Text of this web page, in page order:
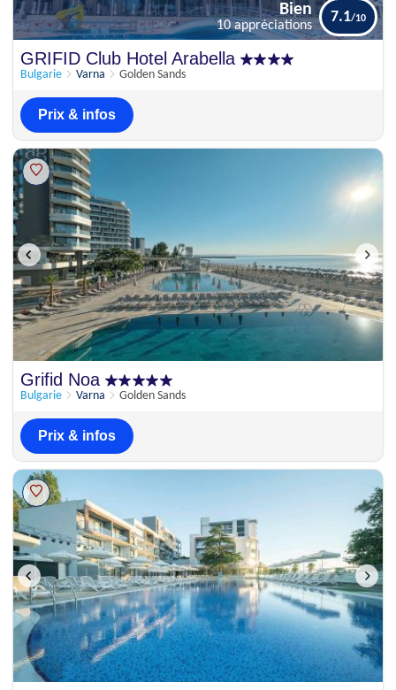
Bien
GRIFID Club Hotel Arabella
Bulgarie Varna Golden Sands
Bien
10 appréciations
7.1
Prix & infos
Grifid Noa
Bulgarie Varna Golden Sands
Prix & infos